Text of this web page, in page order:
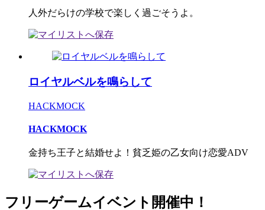
人外だらけの学校で楽しく過ごそうよ。
ロイヤルベルを鳴らして
HACKMOCK
HACKMOCK
金持ち王子と結婚せよ！貧乏姫の乙女向け恋愛ADV
フリーゲームイベント開催中！